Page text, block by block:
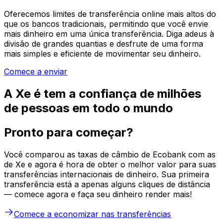
Oferecemos limites de transferência online mais altos do
que os bancos tradicionais, permitindo que você envie
mais dinheiro em uma única transferência. Diga adeus à
divisão de grandes quantias e desfrute de uma forma
mais simples e eficiente de movimentar seu dinheiro.
Comece a enviar
A Xe é tem a confiança de milhões
de pessoas em todo o mundo
Pronto para começar?
Você comparou as taxas de câmbio de Ecobank com as
de Xe e agora é hora de obter o melhor valor para suas
transferências internacionais de dinheiro. Sua primeira
transferência está a apenas alguns cliques de distância
— comece agora e faça seu dinheiro render mais!
Comece a economizar nas transferências